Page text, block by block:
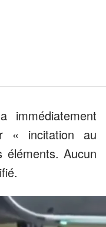
immédiatement
« incitation au
éléments. Aucun